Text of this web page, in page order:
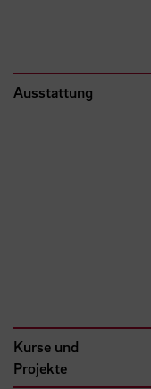
Ausstattung
Kurse und
Projekte